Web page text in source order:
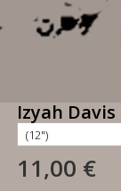
Izyah
11,00 €